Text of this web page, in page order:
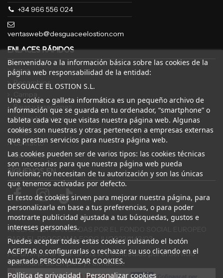
+34 966 556 024
ventasweb@desguaceelostion.com
ENLACES RÁPIDOS
Inicio
Recambios
Bajas y tasaciones
Sobre Nosotros
Blog
Contacto
Canal Ético
Bienvenida/o a la información básica sobre las cookies de la
página web responsabilidad de la entidad:
DESGUACE EL OSTION S.L.
Una cookie o galleta informática es un pequeño archivo de
información que se guarda en tu ordenador, “smartphone” o
tableta cada vez que visitas nuestra página web. Algunas
cookies son nuestras y otras pertenecen a empresas externas
que prestan servicios para nuestra página web.
Las cookies pueden ser de varios tipos: las cookies técnicas
son necesarias para que nuestra página web pueda
funcionar, no necesitan de tu autorización y son las únicas
que tenemos activadas por defecto.
El resto de cookies sirven para mejorar nuestra página, para
personalizarla en base a tus preferencias, o para poder
mostrarte publicidad ajustada a tus búsquedas, gustos e
intereses personales.
Puedes aceptar todas estas cookies pulsando el botón
ACEPTAR o configurarlas o rechazar su uso clicando en el
apartado PERSONALIZAR COOKIES.
Política de privacidad Personalizar cookies
SÍGUENOS EN
AYUDAS COFINANCIADAS POR EL FONDO SOCIAL EUROPEO
PARA EL PROGRAMA ECOGJU/2023/1143/03
Por un importe total de 27.216 € concedido por el Servicio
Valenciano de Empleo y Formación.